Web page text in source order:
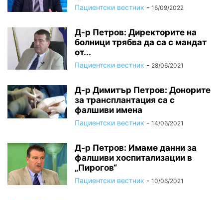
Пациентски вестник - 16/09/2022
Д-р Петров: Директорите на
болници трябва да са с мандат
от...
Пациентски вестник - 28/06/2021
Д-р Димитър Петров: Донорите
за трансплантация са с
фалшиви имена
Пациентски вестник - 14/06/2021
Д-р Петров: Имаме данни за
фалшиви хоспитализации в
„Пирогов“
Пациентски вестник - 10/06/2021